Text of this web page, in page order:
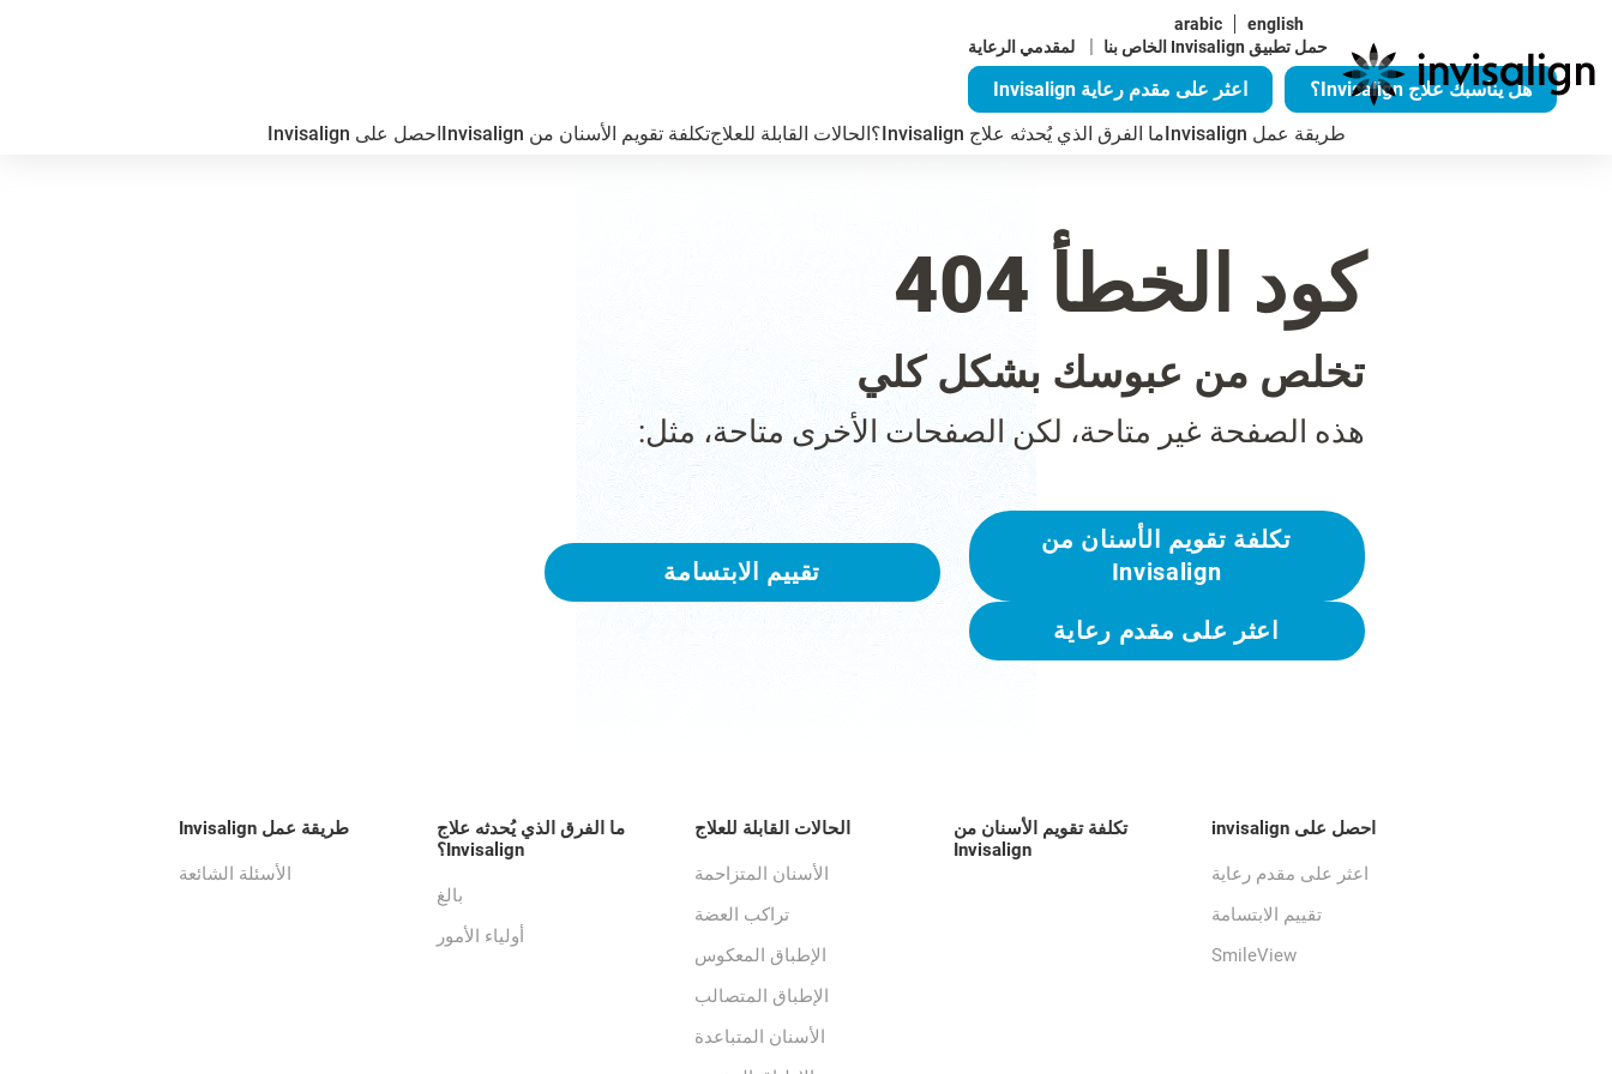
arabic
english
حمل تطبيق Invisalign الخاص بنا
| لمقدمي الرعاية
هل يناسبك علاج Invisalign؟
اعثر على مقدم رعاية Invisalign
طريقة عمل Invisalign
ما الفرق الذي يُحدثه علاج Invisalign؟ الحالات القابلة للعلاجتكلفة تقويم الأسنان من Invisalign احصل على Invisalign
كود الخطأ 404
تخلص من عبوسك بشكل كلي
هذه الصفحة غير متاحة، لكن الصفحات الأخرى متاحة، مثل:
تكلفة تقويم الأسنان من
Invisalign
تقييم الابتسامة
اعثر على مقدم رعاية
طريقة عمل Invisalign
الأسئلة الشائعة
ما الفرق الذي يُحدثه علاج
Invisalign؟
بالغ
أولياء الأمور
الحالات القابلة للعلاج
الأسنان المتزاحمة
تراكب العضة
الإطباق المعكوس
الإطباق المتصالب
الأسنان المتباعدة
تكلفة تقويم الأسنان من
Invisalign
احصل على invisalign
اعثر على مقدم رعاية
تقييم الابتسامة
SmileView